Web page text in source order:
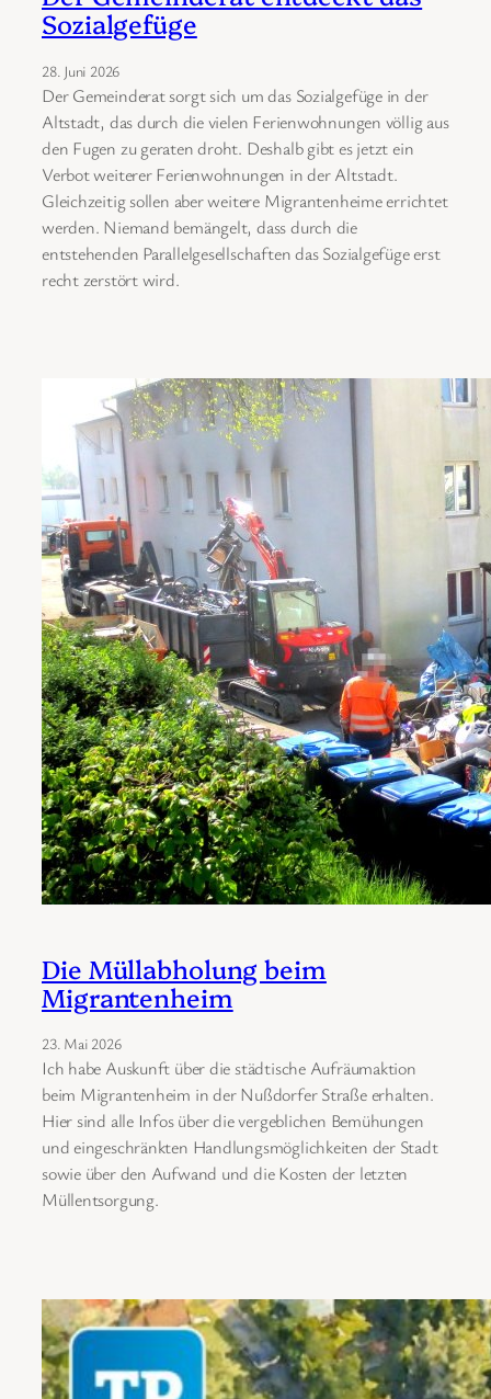
Sozialgefüge
28. Juni 2026
Der Gemeinderat sorgt sich um das Sozialgefüge in der
Altstadt, das durch die vielen Ferienwohnungen völlig aus
den Fugen zu geraten droht. Deshalb gibt es jetzt ein
Verbot weiterer Ferienwohnungen in der Altstadt.
Gleichzeitig sollen aber weitere Migrantenheime errichtet
werden. Niemand bemängelt, dass durch die
entstehenden Parallelgesellschaften das Sozialgefüge erst
recht zerstört wird.
Die Müllabholung beim
Migrantenheim
23. Mai 2026
Ich habe Auskunft über die städtische Aufräumaktion
beim Migrantenheim in der Nußdorfer Straße erhalten.
Hier sind alle Infos über die vergeblichen Bemühungen
und eingeschränkten Handlungsmöglichkeiten der Stadt
sowie über den Aufwand und die Kosten der letzten
Müllentsorgung.